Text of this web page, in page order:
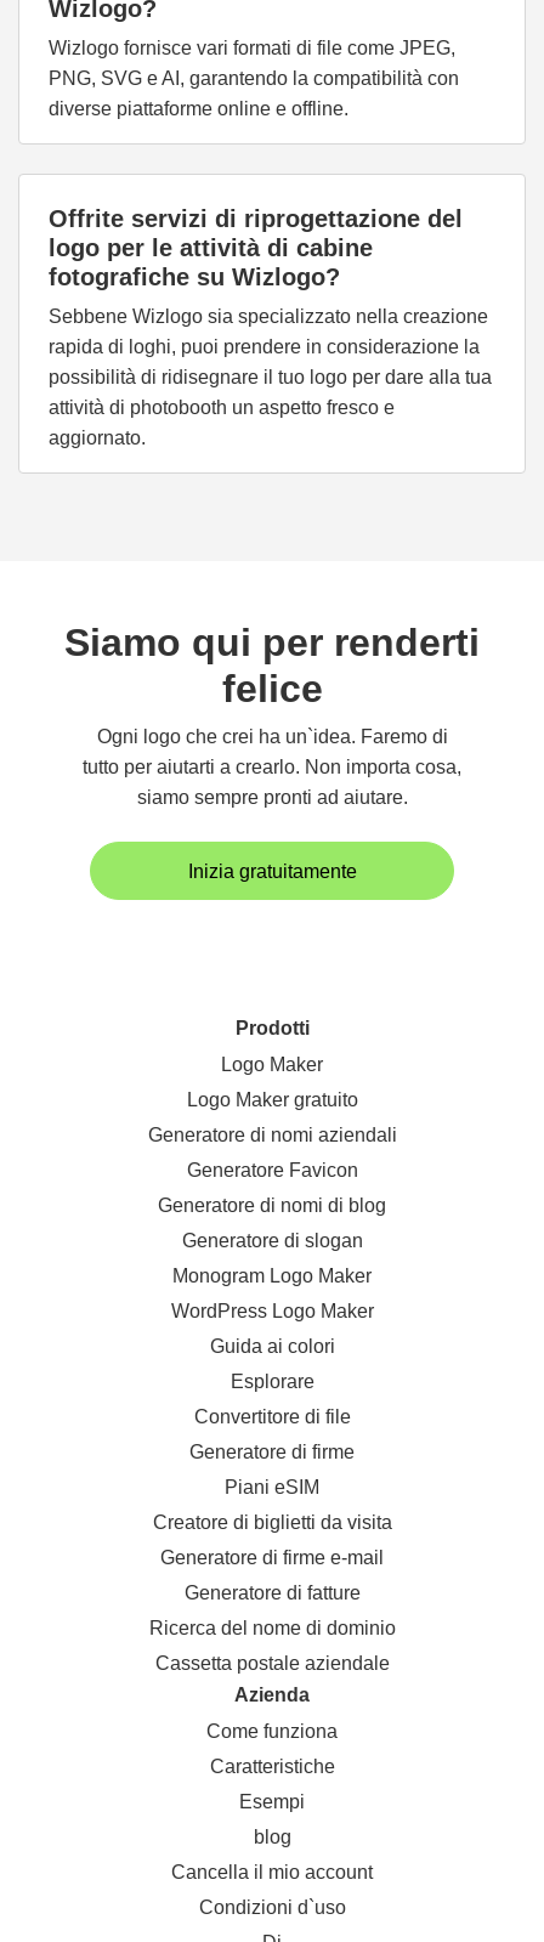
Wizlogo?
Wizlogo fornisce vari formati di file come JPEG,
PNG, SVG e AI, garantendo la compatibilità con
diverse piattaforme online e offline.
Offrite servizi di riprogettazione del
logo per le attività di cabine
fotografiche su Wizlogo?
Sebbene Wizlogo sia specializzato nella creazione
rapida di loghi, puoi prendere in considerazione la
possibilità di ridisegnare il tuo logo per dare alla tua
attività di photobooth un aspetto fresco e
aggiornato.
Siamo qui per renderti
felice
Ogni logo che crei ha un`idea. Faremo di
tutto per aiutarti a crearlo. Non importa cosa,
siamo sempre pronti ad aiutare.
Inizia gratuitamente
Prodotti
Logo Maker
Logo Maker gratuito
Generatore di nomi aziendali
Generatore Favicon
Generatore di nomi di blog
Generatore di slogan
Monogram Logo Maker
WordPress Logo Maker
Guida ai colori
Esplorare
Convertitore di file
Generatore di firme
Piani eSIM
Creatore di biglietti da visita
Generatore di firme e-mail
Generatore di fatture
Ricerca del nome di dominio
Cassetta postale aziendale
Azienda
Come funziona
Caratteristiche
Esempi
blog
Cancella il mio account
Condizioni d`uso